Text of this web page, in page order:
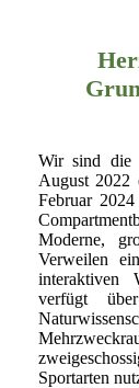
Wir sind die
August 2022
Februar
Moderne,
Verweilen
interaktiven
verfügt
Sportarten